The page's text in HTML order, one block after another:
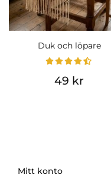
Duk och löpare
49 kr
Mitt konto